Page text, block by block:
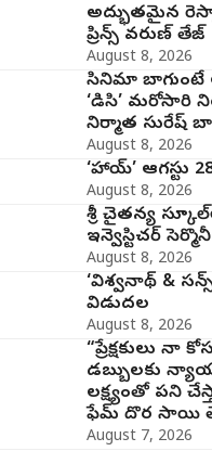
అద్భుతమైన
ప్రిన్స్ వరుణ్ తేజ్
August 8, 2026
సినిమా బాగుంటే
‘డిసి’ మరోసారి
నిర్మాత సురేష్
August 8, 2026
‘హాయ్’ ఆగస్టు
August 8, 2026
శ్రీ చైతన్య
ఇన్వెస్టిచర్‌ సెర్మొనీ
August 8, 2026
‘విశ్వనాథ్ &
విడుదల
August 8, 2026
“ప్రేక్షకులు నా
డబ్బులకు
లక్ష్యంతో పని
ఫేమ్ దొర సాయి
August 7, 2026